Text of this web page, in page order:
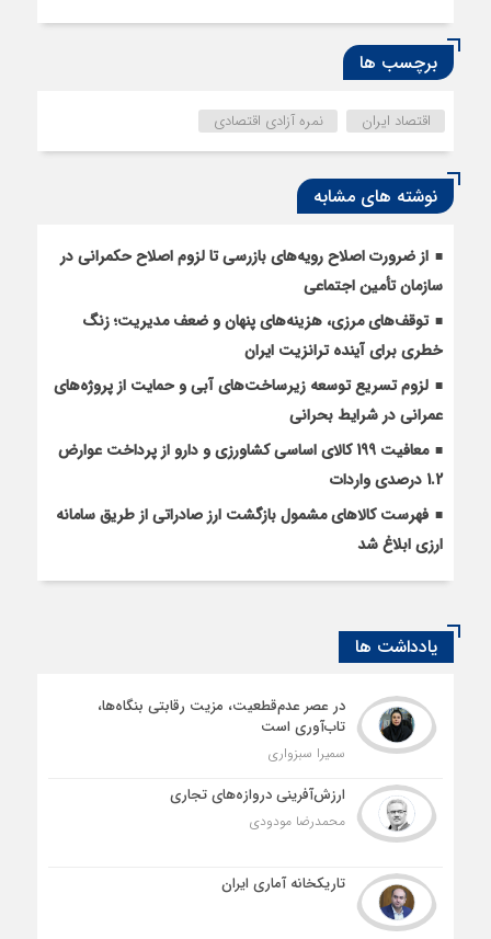
برچسب ها
اقتصاد ایران نمره آزادی اقتصادی
نوشته های مشابه
از ضرورت اصلاح رویه‌های بازرسی تا لزوم اصلاح حکمرانی در
سازمان تأمین اجتماعی
توقف‌های مرزی، هزینه‌های پنهان و ضعف مدیریت؛ زنگ
خطری برای آینده ترانزیت ایران
لزوم تسریع توسعه زیرساخت‌های آبی و حمایت از پروژه‌های
عمرانی در شرایط بحرانی
معافیت 199 کالای اساسی کشاورزی و دارو از پرداخت عوارض
1.2 درصدی واردات
فهرست کالاهای مشمول بازگشت ارز صادراتی از طریق سامانه
ارزی ابلاغ شد
یادداشت ها
در عصر عدم‌قطعیت، مزیت رقابتی بنگاه‌ها،
تاب‌آوری است
سمیرا سبزواری
ارزش‌آفرینی دروازه‌های تجاری
محمدرضا مودودی
تاریکخانه آماری ایران